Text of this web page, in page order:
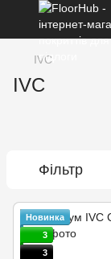
IVC
IVC
Фільтр
Новинка
3
3